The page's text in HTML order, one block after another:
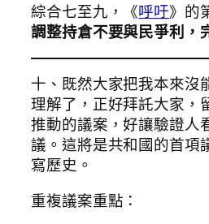
綜合七至九，《呼吁》的
調整持倉不要與民爭利，
十、既然大家把我本來沒
理解了，正好拜託大家，
推動的議案，好讓驗證人
議。這將是共和國的首項
寫歷史。
重複議案重點：